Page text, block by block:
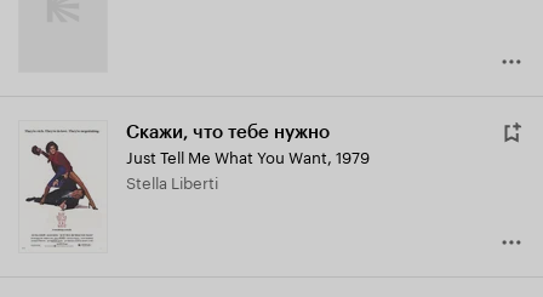
Скажи, что тебе нужно
Just Tell Me What You Want, 1979
Stella Liberti